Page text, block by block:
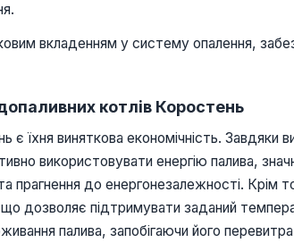
вкладенням у систему опалення,
котлів Коростень
їхня виняткова економічність. Завдяки
використовувати енергію палива,
прагнення до енергонезалежності.
дозволяє підтримувати заданий
палива, запобігаючи його